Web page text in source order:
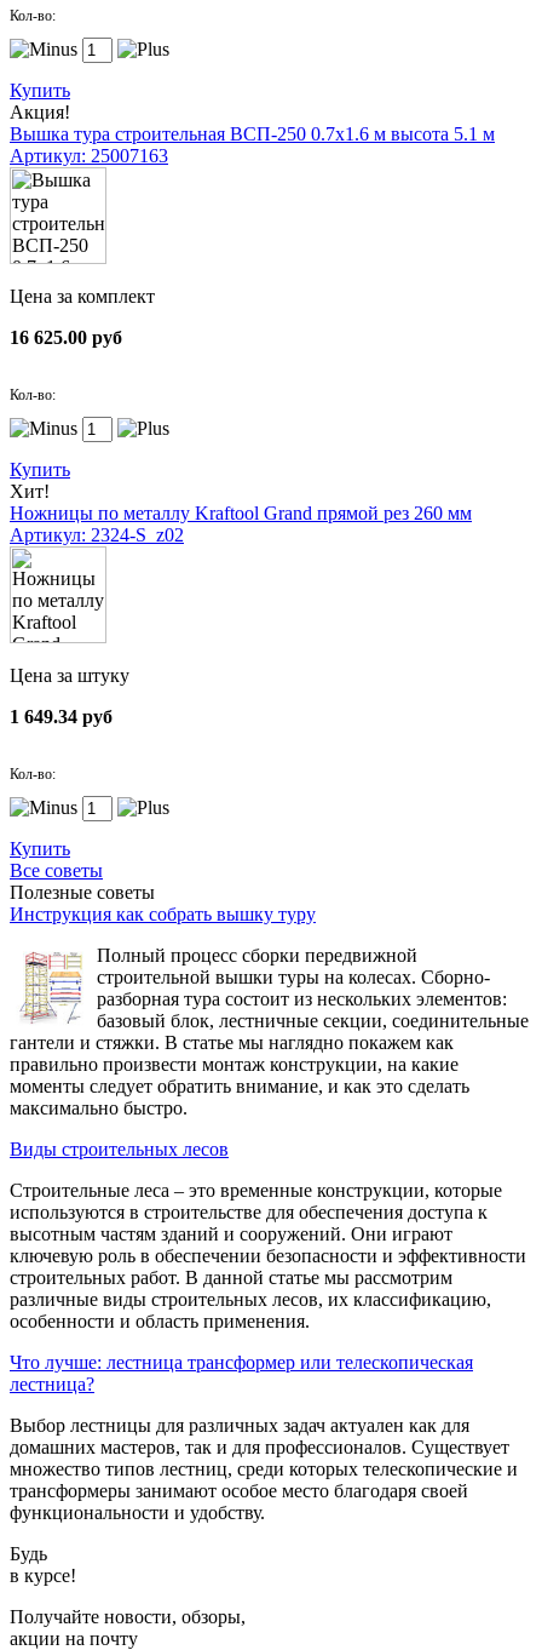
Кол-во:
Купить
Акция!
Вышка тура строительная ВСП-250 0.7х1.6 м высота 5.1 м
Артикул: 25007163
Цена за комплект
16 625.00 руб
Кол-во:
Купить
Хит!
Ножницы по металлу Kraftool Grand прямой рез 260 мм
Артикул: 2324-S_z02
Цена за штуку
1 649.34 руб
Кол-во:
Купить
Все советы
Полезные советы
Инструкция как собрать вышку туру
Полный процесс сборки передвижной
строительной вышки туры на колесах. Сборно-
разборная тура состоит из нескольких элементов:
базовый блок, лестничные секции, соединительные
гантели и стяжки. В статье мы наглядно покажем как
правильно произвести монтаж конструкции, на какие
моменты следует обратить внимание, и как это сделать
максимально быстро.
Виды строительных лесов
Строительные леса – это временные конструкции, которые
используются в строительстве для обеспечения доступа к
высотным частям зданий и сооружений. Они играют
ключевую роль в обеспечении безопасности и эффективности
строительных работ. В данной статье мы рассмотрим
различные виды строительных лесов, их классификацию,
особенности и область применения.
Что лучше: лестница трансформер или телескопическая
лестница?
Выбор лестницы для различных задач актуален как для
домашних мастеров, так и для профессионалов. Существует
множество типов лестниц, среди которых телескопические и
трансформеры занимают особое место благодаря своей
функциональности и удобству.
Будь
в курсе!
Получайте новости, обзоры,
акции на почту